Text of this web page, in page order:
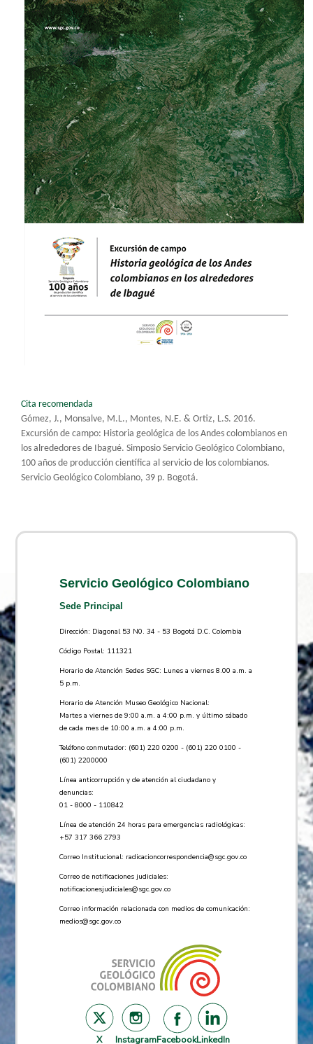
Cita recomendada
Gómez, J., Monsalve, M.L., Montes, N.E. & Ortiz, L.S. 2016.
Excursión de campo: Historia geológica de los Andes colombianos en
los alrededores de Ibagué. Simposio Servicio Geológico Colombiano,
100 años de producción científica al servicio de los colombianos.
Servicio Geológico Colombiano, 39 p. Bogotá.
Servicio Geológico Colombiano
Sede Principal
Dirección: Diagonal 53 N0. 34 - 53 Bogotá D.C. Colombia
Código Postal: 111321
Horario de Atención Sedes SGC: Lunes a viernes 8.00 a.m. a
5 p.m.
Horario de Atención Museo Geológico Nacional:
Martes a viernes de 9:00 a.m. a 4:00 p.m. y último sábado
de cada mes de 10:00 a.m. a 4:00 p.m.
Teléfono conmutador: (601) 220 0200 - (601) 220 0100 -
(601) 2200000
Línea anticorrupción y de atención al ciudadano y
denuncias:
01 - 8000 - 110842
Línea de atención 24 horas para emergencias radiológicas:
+57 ​317 366 2793
Correo Institucional: radicacioncorrespondencia@sgc.gov.co
Correo de notificaciones judiciales:
notificacionesjudiciales@sgc.gov.co
Correo información relacionada con medios de comunicación:
medios@sgc.gov.co
X InstagramFacebookLinkedIn